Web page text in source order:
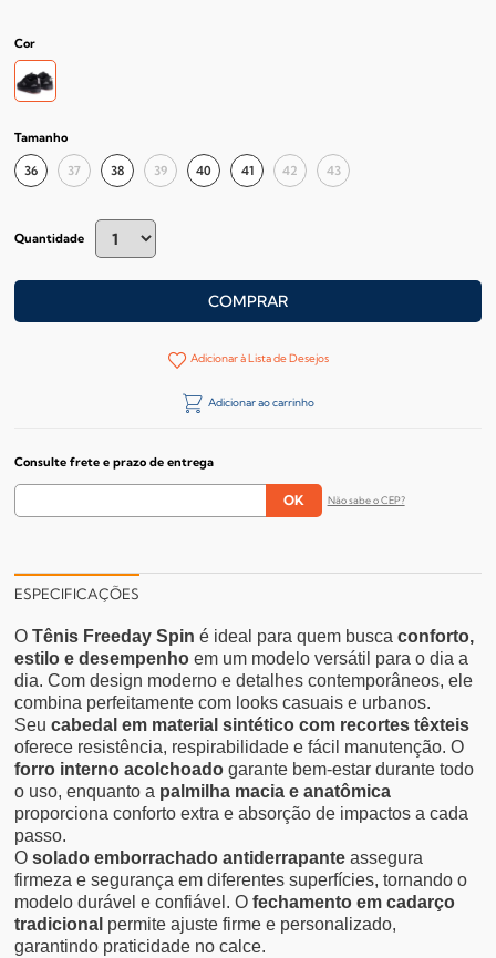
Cor
Tamanho
36 37 38 39 40 41 42 43
Quantidade
COMPRAR
Adicionar à Lista de Desejos
Adicionar ao carrinho
Consulte frete e prazo de entrega
Não sabe o CEP?
ESPECIFICAÇÕES
OTênis Freeday Spiné ideal para quem buscaconforto,
estilo e desempenho em um modelo versátil para o dia a
dia. Com design moderno e detalhes contemporâneos, ele
combina perfeitamente com looks casuais e urbanos.
Seucabedal em material sintético com recortes têxteis
oferece resistência, respirabilidade e fácil manutenção. O
forro interno acolchoado garante bem-estar durante todo
o uso, enquanto a palmilha macia e anatômica
proporciona conforto extra e absorção de impactos a cada
passo.
Osolado emborrachado antiderrapante assegura
firmeza e segurança em diferentes superfícies, tornando o
modelo durável e confiável. Ofechamento em cadarço
tradicional permite ajuste firme e personalizado,
garantindo praticidade no calce.